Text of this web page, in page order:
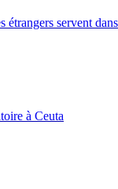
servent
à Ceuta